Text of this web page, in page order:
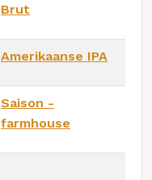
Brut
Amerikaanse IPA
Saison -
farmhouse